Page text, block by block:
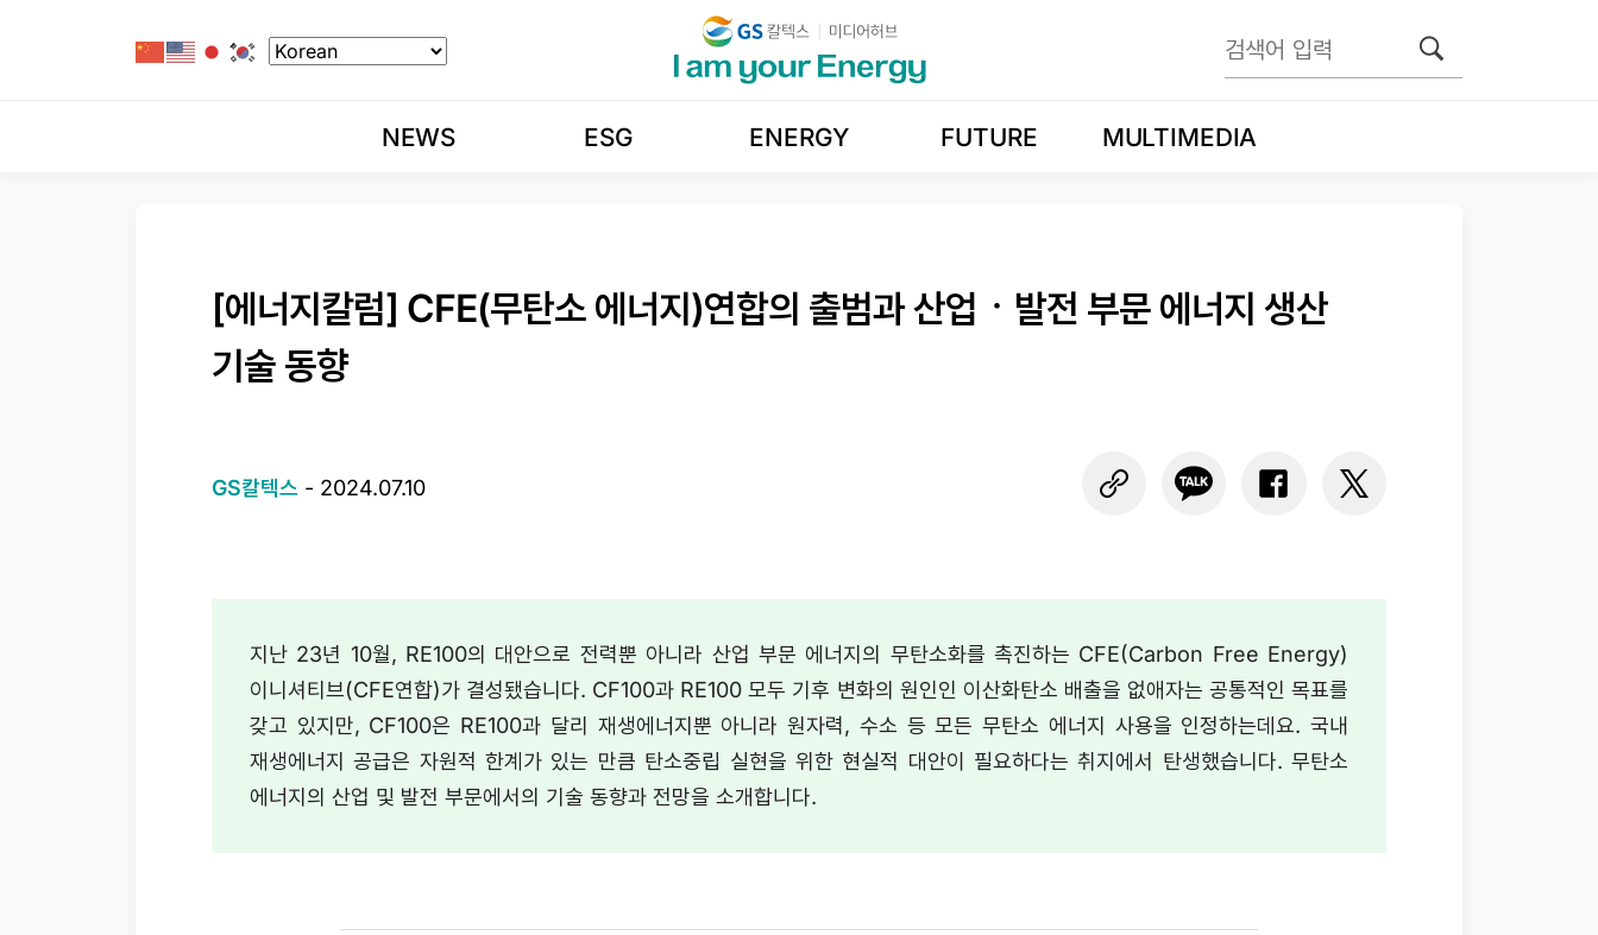
NEWS ESG ENERGY FUTURE MULTIMEDIA
[에너지칼럼] CFE(무탄소 에너지)연합의 출범과 산업ㆍ발전 부문 에너지 생산
기술 동향
GS칼텍스 - 2024.07.10
지난 23년 10월, RE100의 대안으로 전력뿐 아니라 산업 부문 에너지의 무탄소화를 촉진하는 CFE(Carbon Free Energy)
이니셔티브(CFE연합)가 결성됐습니다. CF100과 RE100 모두 기후 변화의 원인인 이산화탄소 배출을 없애자는 공통적인 목표를
갖고 있지만, CF100은 RE100과 달리 재생에너지뿐 아니라 원자력, 수소 등 모든 무탄소 에너지 사용을 인정하는데요. 국내
재생에너지 공급은 자원적 한계가 있는 만큼 탄소중립 실현을 위한 현실적 대안이 필요하다는 취지에서 탄생했습니다. 무탄소
에너지의 산업 및 발전 부문에서의 기술 동향과 전망을 소개합니다.